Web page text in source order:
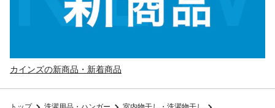
カインズの新商品・新着商品